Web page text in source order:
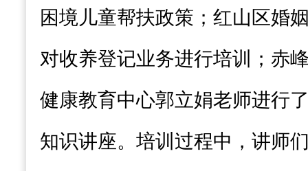
困境儿童帮扶政策；红山区婚
对收养登记业务进行培训；赤
健康教育中心郭立娟老师进行
知识讲座。培训过程中，讲师